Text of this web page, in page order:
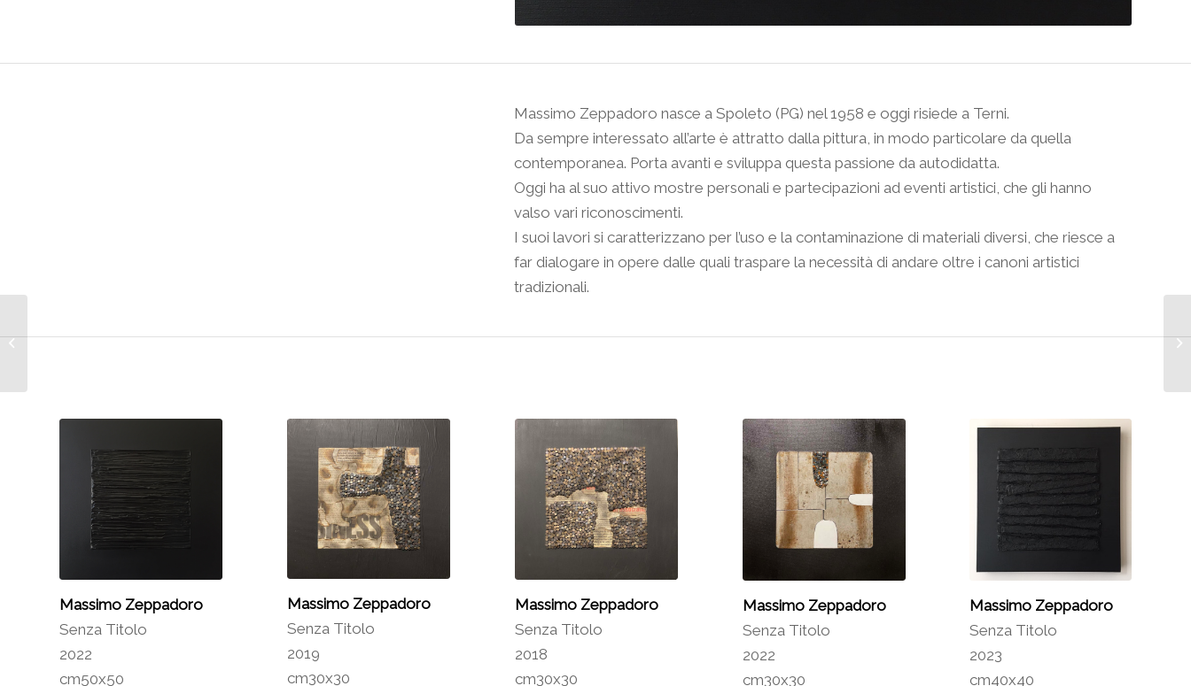
Massimo Zeppadoro nasce a Spoleto (PG) nel 1958 e oggi risiede a Terni.
Da sempre interessato all’arte è attratto dalla pittura, in modo particolare da quella
contemporanea. Porta avanti e sviluppa questa passione da autodidatta.
Oggi ha al suo attivo mostre personali e partecipazioni ad eventi artistici, che gli hanno
valso vari riconoscimenti.
I suoi lavori si caratterizzano per l’uso e la contaminazione di materiali diversi, che riesce a
far dialogare in opere dalle quali traspare la necessità di andare oltre i canoni artistici
tradizionali.
Massimo Zeppadoro
Senza Titolo
2022
cm50x50
Massimo Zeppadoro
Senza Titolo
2019
cm30x30
Massimo Zeppadoro
Senza Titolo
2018
cm30x30
Massimo Zeppadoro
Senza Titolo
2022
cm30x30
Massimo Zeppadoro
Senza Titolo
2023
cm40x40